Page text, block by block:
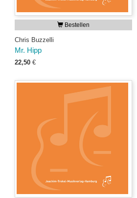
Bestellen
Chris Buzzelli
Mr. Hipp
22,50 €